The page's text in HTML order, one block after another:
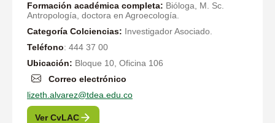
Formación académica completa: Bióloga, M. Sc.
Antropología, doctora en Agroecología.
Categoría Colciencias: Investigador Asociado.
Teléfono: 444 37 00
Ubicación: Bloque 10, Oficina 106
Correo electrónico
lizeth.alvarez@tdea.edu.co
Ver CvLAC